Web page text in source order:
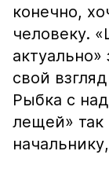
конечно,
человеку.
свой
Рыбка с
лещей» так